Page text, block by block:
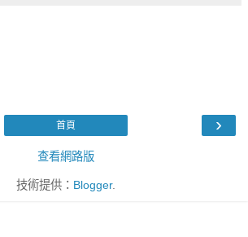
›
首頁
查看網路版
技術提供： Blogger.